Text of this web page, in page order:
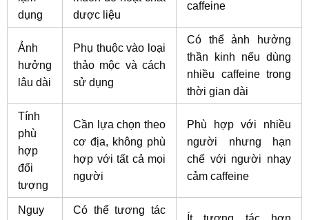
dụng
dược liệu
caffeine
Ảnh
hưởng
lâu dài
Phụ thuộc vào loại
thảo mộc và cách
sử dụng
Có thể ảnh hưởng
thần kinh nếu dùng
nhiều caffeine trong
thời gian dài
Tính
phù
hợp
đối
tượng
Cần lựa chọn theo
cơ địa, không phù
hợp với tất cả mọi
người
Phù hợp với nhiều
người nhưng hạn
chế với người nhạy
cảm caffeine
Nguy
Có thể tương tác